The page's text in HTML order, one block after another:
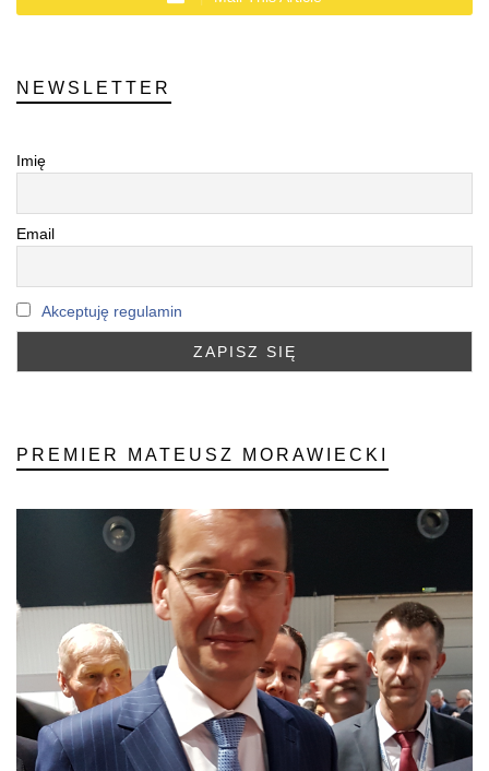
NEWSLETTER
Imię
Email
Akceptuję regulamin
PREMIER MATEUSZ MORAWIECKI